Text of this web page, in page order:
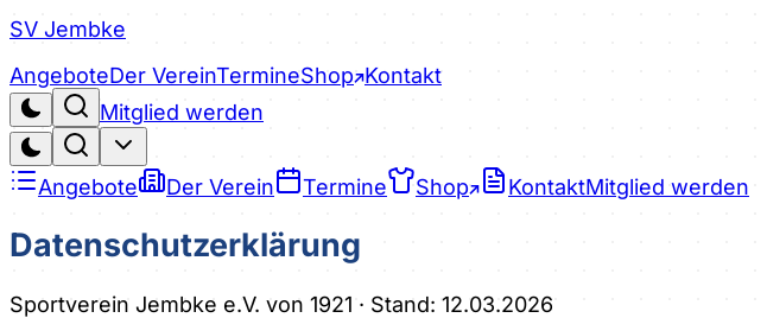
SV Jembke
AngeboteDer VereinTermineShop Kontakt
Mitglied werden
Angebote Der Verein Termine Shop KontaktMitglied werden
Datenschutzerklärung
Sportverein Jembke e.V. von 1921 · Stand: 12.03.2026